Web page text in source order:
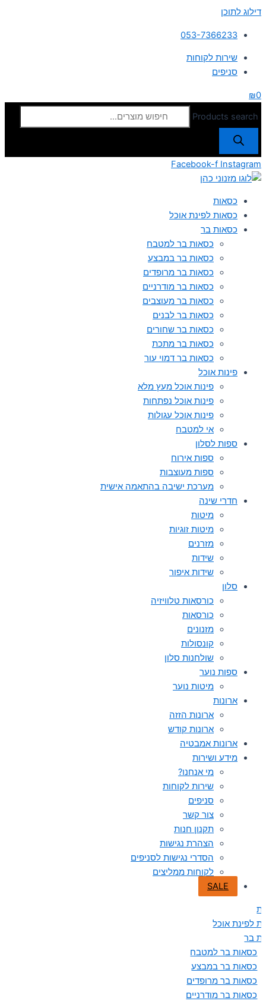
דילוג לתוכן
053-7366233
שירות לקוחות
סניפים
₪0
Products search
Facebook-f Instagram
כסאות
כסאות לפינת אוכל
כסאות בר
כסאות בר למטבח
כסאות בר במבצע
כסאות בר מרופדים
כסאות בר מודרניים
כסאות בר מעוצבים
כסאות בר לבנים
כסאות בר שחורים
כסאות בר מתכת
כסאות בר דמוי עור
פינות אוכל
פינות אוכל מעץ מלא
פינות אוכל נפתחות
פינות אוכל עגולות
אי למטבח
ספות לסלון
ספות אירוח
ספות מעוצבות
מערכת ישיבה בהתאמה אישית
חדרי שינה
מיטות
מיטות זוגיות
מזרנים
שידות
שידות איפור
סלון
כורסאות טלוויזיה
כורסאות
מזנונים
קונסולות
שולחנות סלון
ספות נוער
מיטות נוער
ארונות
ארונות הזזה
ארונות קודש
ארונות אמבטיה
מידע ושירות
מי אנחנו?
שירות לקוחות
סניפים
צור קשר
תקנון חנות
הצהרת נגישות
הסדרי נגישות לסניפים
לקוחות ממליצים
SALE
לפינת אוכל
בר
כסאות בר למטבח
כסאות בר במבצע
כסאות בר מרופדים
כסאות בר מודרניים